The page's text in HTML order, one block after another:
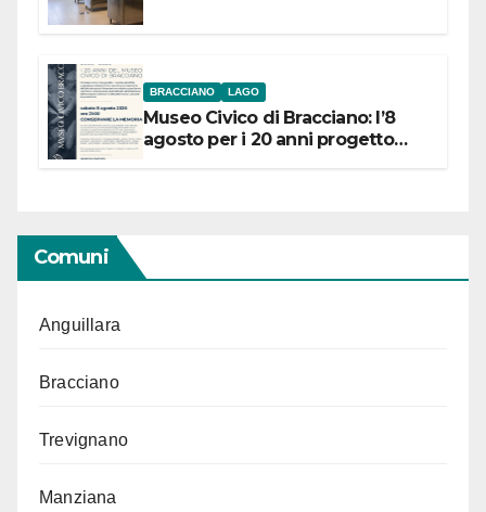
BRACCIANO LAGO
Museo Civico di Bracciano: l’8
agosto per i 20 anni progetto
Comuni
Anguillara
Bracciano
Trevignano
Manziana